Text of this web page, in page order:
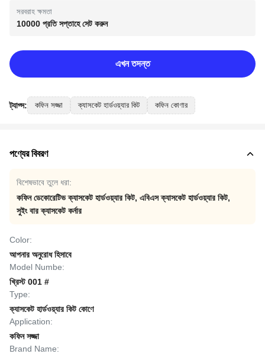
সরবরাহ ক্ষমতা
10000 প্রতি সপ্তাহে সেট করুন
এখন তদন্ত
ট্যাগ্স: কফিন সজ্জা ক্যাসকেট হার্ডওয়্যার কিট কফিন কোণার
পণ্যের বিবরণ
বিশেষভাবে তুলে ধরা:
কফিন ডেকোরেটিভ ক্যাসকেট হার্ডওয়্যার কিট, এবিএস ক্যাসকেট হার্ডওয়্যার কিট,
সুইং বার ক্যাসকেট কর্নার
Color:
আপনার অনুরোধ হিসাবে
Model Numbe:
খ্রিস্ট 001 #
Type:
ক্যাসকেট হার্ডওয়্যার কিট কোণে
Application:
কফিন সজ্জা
Brand Name: